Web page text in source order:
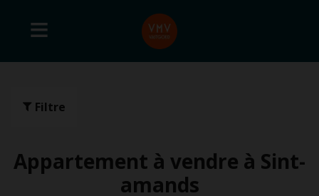
Filtre
Appartement à vendre à Sint-
amands